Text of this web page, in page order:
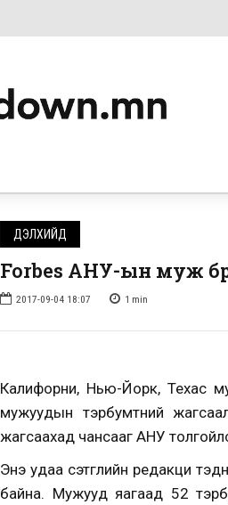
ДЭЛХИЙД
Forbes АНУ-ын муж
2017-09-04 18:07 1 min
Калифорни, Нью-Йорк, Техас
мужуудын тэрбумтний
жагсаахад чансааг АНУ
Энэ удаа сэтгүүлийн редакци
байна. Мужууд яагаад 52